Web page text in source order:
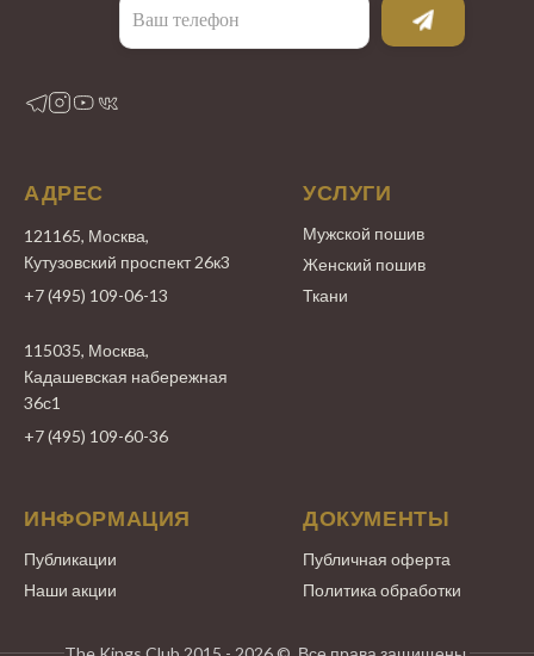
АДРЕС
121165, Москва,
Кутузовский проспект 26к3
+7 (495) 109-06-13
115035, Москва,
Кадашевская набережная
36с1
+7 (495) 109-60-36
УСЛУГИ
Мужской пошив
Женский пошив
Ткани
ИНФОРМАЦИЯ
Публикации
Наши акции
ДОКУМЕНТЫ
Публичная оферта
Политика обработки